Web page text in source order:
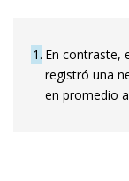
1 En contraste,
registró una
en promedio